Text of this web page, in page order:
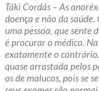
Táki Cordás – As
doença e não da
uma pessoa, que sente
é procurar o médico.
exatamente o contrário.
quase arrastada pelos
os de malucos, pois se